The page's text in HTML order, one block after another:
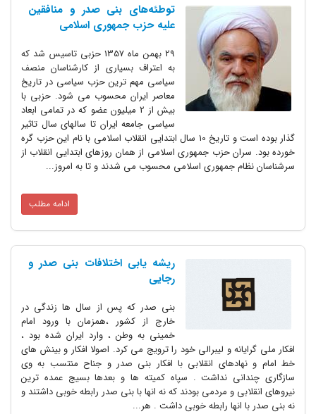
توطئه‌های بنی صدر و منافقین
علیه حزب جمهوری اسلامی
29 بهمن ماه 1357 حزبی تاسیس شد که
به اعتراف بسیاری از کارشناسان منصف
سیاسی مهم ترین حزب سیاسی در تاریخ
معاصر ایران محسوب می شود. حزبی با
بیش از 2 میلیون عضو که در تمامی ابعاد
سیاسی جامعه ایران تا سالهای سال تاثیر
گذار بوده است و تاریخ 10 سال ابتدایی انقلاب اسلامی با نام این حزب گره
خورده بود. سران حزب جمهوری اسلامی از همان روزهای ابتدایی انقلاب از
سرشناسان نظام جمهوری اسلامی محسوب می شدند و تا به امروز...
ادامه مطلب
ریشه یابی اختلافات بنی صدر و
رجایی
بنی صدر که پس از سال ها زندگی در
خارج از کشور ،همزمان با ورود امام
خمینی به وطن ، وارد ایران شده بود ،
افکار ملی گرایانه و لیبرالی خود را ترویج می کرد. اصولا افکار و بینش های
خط امام و نهادهای انقلابی با افکار بنی صدر و جناح منتسب به وی
سازگاری چندانی نداشت . سپاه کمیته ها و بعدها بسیج عمده ترین
نیروهای انقلابی و مردمی بودند که نه انها با بنی صدر رابطه خوبی داشتند و
نه بنی صدر با انها رابطه خوبی داشت . هر...